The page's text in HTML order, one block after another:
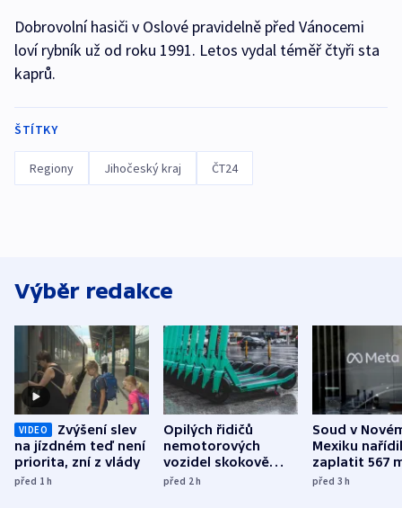
Dobrovolní hasiči v Oslové pravidelně před Vánocemi
loví rybník už od roku 1991. Letos vydal téměř čtyři sta
kaprů.
ŠTÍTKY
Regiony Jihočeský kraj ČT24
Výběr redakce
VIDEO
Zvýšení slev
na jízdném teď není
priorita, zní z vlády
před 1h
Opilých řidičů
nemotorových
vozidel skokově
přibylo, nejvíc ve
před 2h
Soud v
Mexiku
zaplatit 567
dolarů kvůli
před 3h